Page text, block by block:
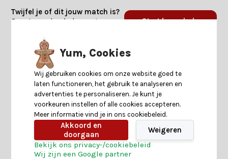
Twijfel je of dit jouw match is?
Beantwoord enkele vragen en
Start keuzehulp
Productomschrijving
Specificaties
Reviews
Yum, Cookies
Wij gebruiken cookies om onze website goed te
laten functioneren, het gebruik te analyseren en
advertenties te personaliseren. Je kunt je
voorkeuren instellen of alle cookies accepteren.
Meer informatie vind je in ons cookiebeleid.
Akkoord en
doorgaan
Weigeren
Bekijk ons privacy-/cookiebeleid
Wij zijn een Google partner